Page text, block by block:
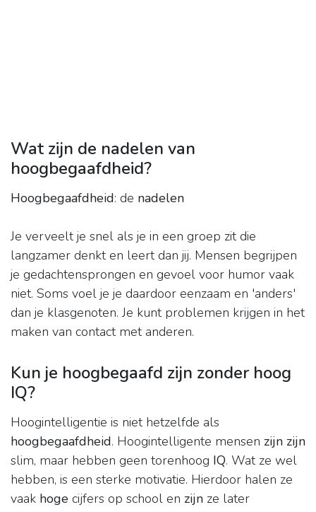
Wat zijn de nadelen van
hoogbegaafdheid?
Hoogbegaafdheid: de nadelen
Je verveelt je snel als je in een groep zit die
langzamer denkt en leert dan jij. Mensen begrijpen
je gedachtensprongen en gevoel voor humor vaak
niet. Soms voel je je daardoor eenzaam en 'anders'
dan je klasgenoten. Je kunt problemen krijgen in het
maken van contact met anderen.
Kun je hoogbegaafd zijn zonder hoog
IQ?
Hoogintelligentie is niet hetzelfde als
hoogbegaafdheid. Hoogintelligente mensen zijn zijn
slim, maar hebben geen torenhoog IQ. Wat ze wel
hebben, is een sterke motivatie. Hierdoor halen ze
vaak hoge cijfers op school en zijn ze later